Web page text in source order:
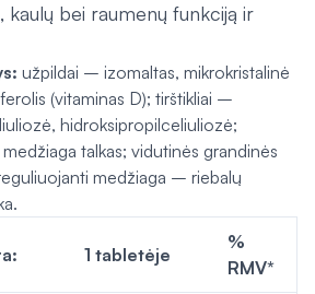
kaulų bei raumenų funkciją ir
užpildai – izomaltas, mikrokristalinė
(vitaminas D); tirštikliai –
hidroksipropilceliuliozė;
talkas; vidutinės grandinės
medžiaga – riebalų
1 tabletėje
%
RMV*